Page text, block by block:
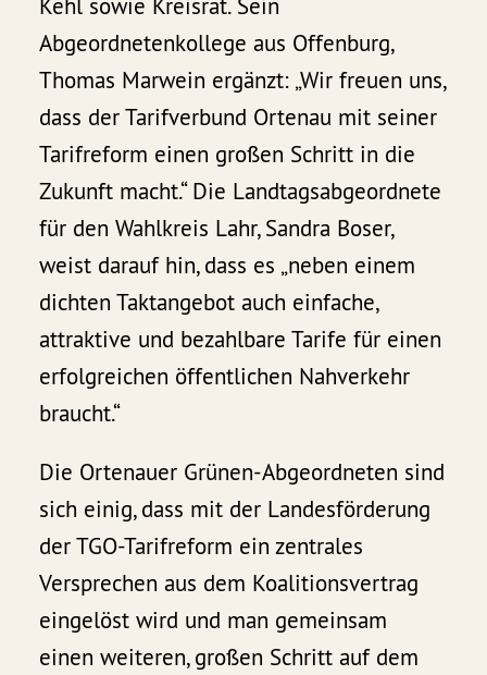
Kehl sowie Kreisrat. Sein
Abgeordnetenkollege aus Offenburg,
Thomas Marwein ergänzt: „Wir freuen uns,
dass der Tarifverbund Ortenau mit seiner
Tarifreform einen großen Schritt in die
Zukunft macht.“ Die Landtagsabgeordnete
für den Wahlkreis Lahr, Sandra Boser,
weist darauf hin, dass es „neben einem
dichten Taktangebot auch einfache,
attraktive und bezahlbare Tarife für einen
erfolgreichen öffentlichen Nahverkehr
braucht.“
Die Ortenauer Grünen-Abgeordneten sind
sich einig, dass mit der Landesförderung
der TGO-Tarifreform ein zentrales
Versprechen aus dem Koalitionsvertrag
eingelöst wird und man gemeinsam
einen weiteren, großen Schritt auf dem